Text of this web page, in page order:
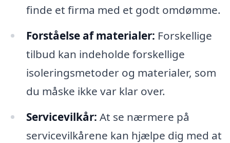
finde et firma med et godt omdømme.
Forståelse af materialer: Forskellige
tilbud kan indeholde forskellige
isoleringsmetoder og materialer, som
du måske ikke var klar over.
Servicevilkår: At se nærmere på
servicevilkårene kan hjælpe dig med at